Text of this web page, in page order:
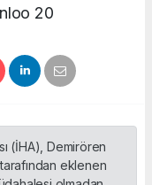
20
(İHA), Demirören
eklenen